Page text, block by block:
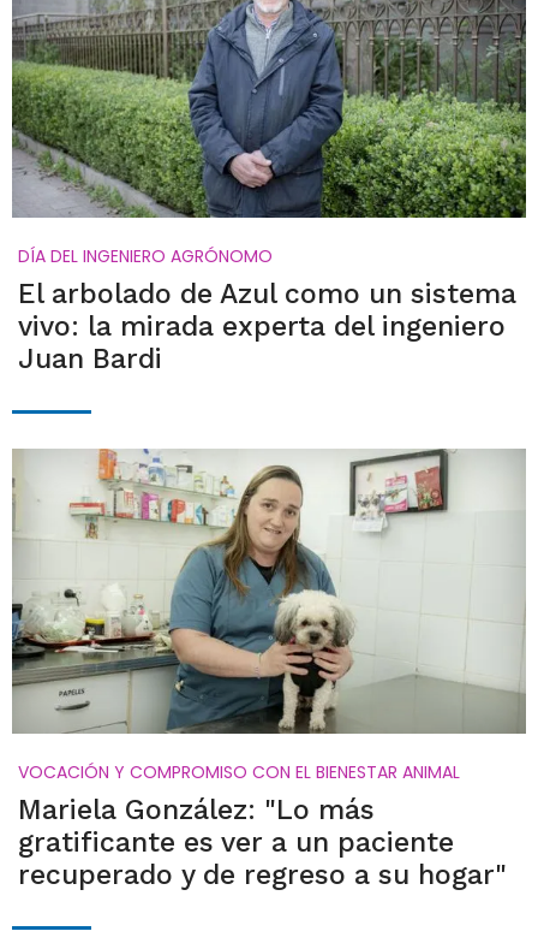
DÍA DEL INGENIERO AGRÓNOMO
El arbolado de Azul como un sistema
vivo: la mirada experta del ingeniero
Juan Bardi
VOCACIÓN Y COMPROMISO CON EL BIENESTAR ANIMAL
Mariela González: "Lo más
gratificante es ver a un paciente
recuperado y de regreso a su hogar"